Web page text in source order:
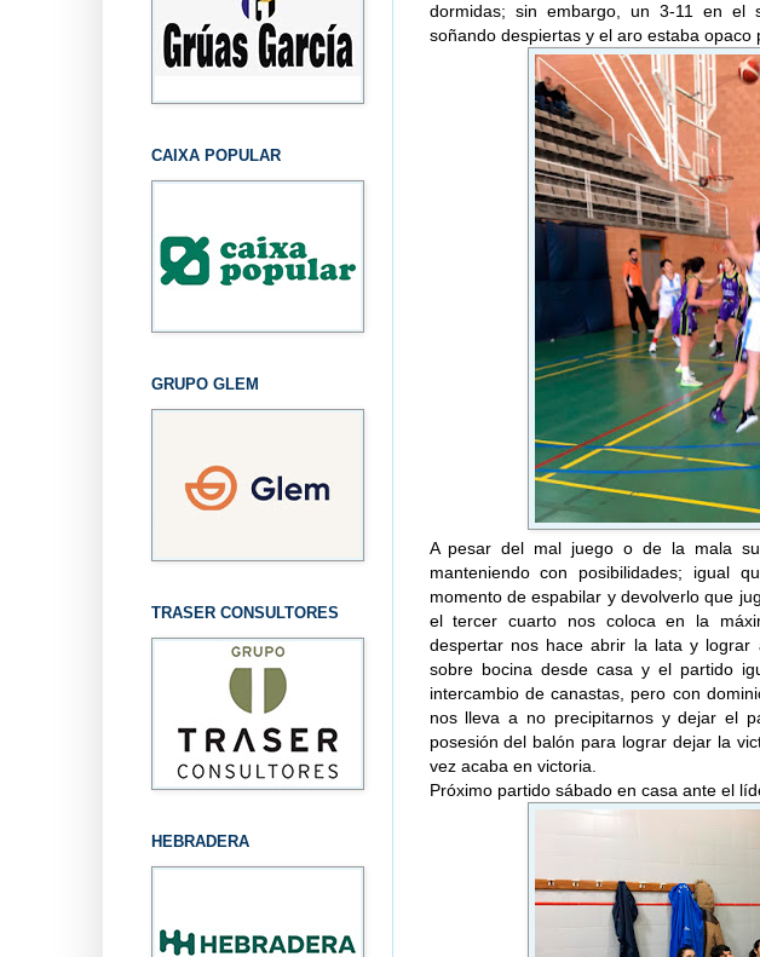
dormidas; sin embargo, un 3-11 en el
soñando despiertas y el aro estaba
A pesar del mal juego o de la mala
manteniendo con posibilidades; igual
momento de espabilar y devolverlo que
el tercer cuarto nos coloca en la
despertar nos hace abrir la lata y
sobre bocina desde casa y el partido
intercambio de canastas, pero con
nos lleva a no precipitarnos y dejar el
posesión del balón para lograr dejar la
vez acaba en victoria.
Próximo partido sábado en casa ante el
CAIXA POPULAR
GRUPO GLEM
TRASER CONSULTORES
HEBRADERA